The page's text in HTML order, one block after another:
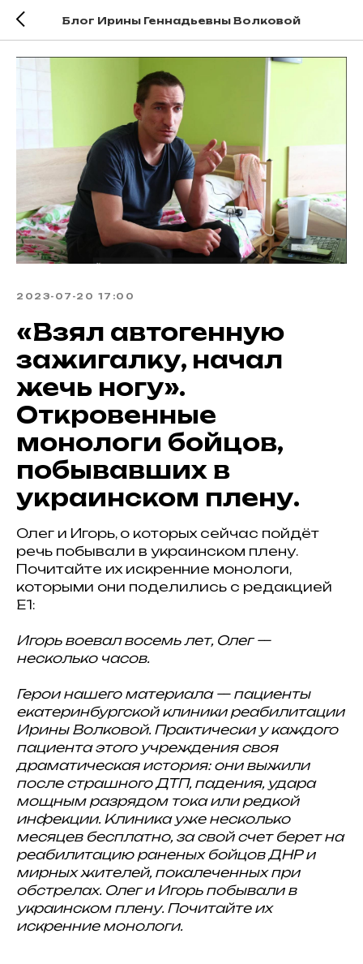
Блог Ирины Геннадьевны Волковой
2023-07-20 17:00
«Взял автогенную
зажигалку, начал
жечь ногу».
Откровенные
монологи бойцов,
побывавших в
украинском плену.
Олег и Игорь, о которых сейчас пойдёт
речь побывали в украинском плену.
Почитайте их искренние монологи,
которыми они поделились с редакцией
Е1:
Игорь воевал восемь лет, Олег —
несколько часов.
Герои нашего материала — пациенты
екатеринбургской клиники реабилитации
Ирины Волковой. Практически у каждого
пациента этого учреждения своя
драматическая история: они выжили
после страшного ДТП, падения, удара
мощным разрядом тока или редкой
инфекции. Клиника уже несколько
месяцев бесплатно, за свой счет берет на
реабилитацию раненых бойцов ДНР и
мирных жителей, покалеченных при
обстрелах. Олег и Игорь побывали в
украинском плену. Почитайте их
искренние монологи.